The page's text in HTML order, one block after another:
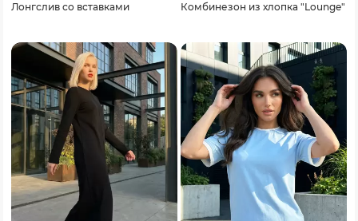
Лонгслив со вставками
Комбинезон из хлопка "Lounge"